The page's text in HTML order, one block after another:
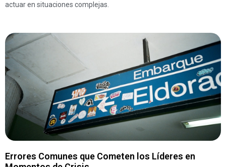
actuar en situaciones complejas.
Errores Comunes que Cometen los Líderes en